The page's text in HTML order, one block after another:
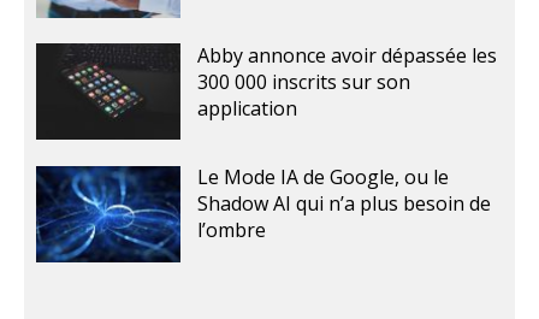
Abby annonce avoir dépassée les
300 000 inscrits sur son
application
Le Mode IA de Google, ou le
Shadow AI qui n’a plus besoin de
l’ombre